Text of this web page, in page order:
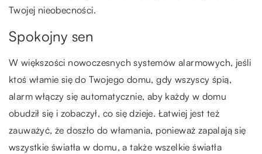
Twojej nieobecności.
Spokojny sen
W większości nowoczesnych systemów alarmowych, jeśli
ktoś włamie się do Twojego domu, gdy wszyscy śpią,
alarm włączy się automatycznie, aby każdy w domu
obudził się i zobaczył, co się dzieje. Łatwiej jest też
zauważyć, że doszło do włamania, ponieważ zapalają się
wszystkie światła w domu, a także wszelkie światła